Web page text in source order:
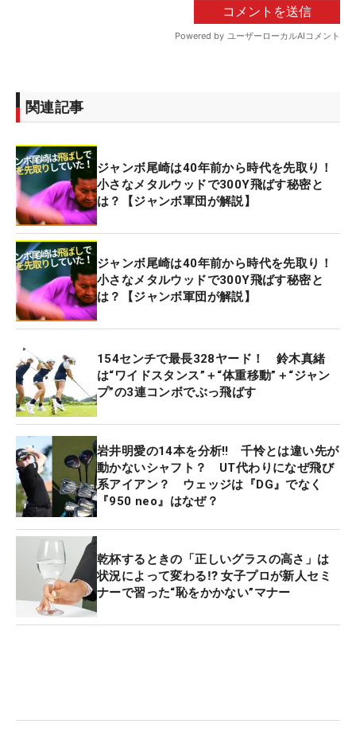
関連記事
ジャンボ尾崎は40年前から時代を先取り！
小さなメタルウッドで300Y飛ばす秘密と
は？【ジャンボ軍団が解説】
ジャンボ尾崎は40年前から時代を先取り！
小さなメタルウッドで300Y飛ばす秘密と
は？【ジャンボ軍団が解説】
154センチで最長328ヤード！ 鈴木真緒
は“ワイドスタンス”＋“体重移動”＋“ジャン
プ”の3連コンボでぶっ飛ばす
岩井明愛の14本を分析‼ 千怜とは違い先が
動かないシャフト？ UT代わりになぜ飛び
系アイアン？ ウェッジは『DG』でなく
『950 neo』はなぜ？
乾杯するときの「正しいグラスの高さ」は
状況によって変わる⁉ 女子プロが新人セミ
ナーで習った“恥をかかない”マナー